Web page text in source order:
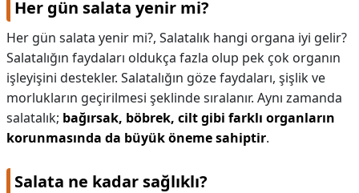
Her gün salata yenir mi?
Her gün salata yenir mi?, Salatalık hangi organa iyi gelir?
Salatalığın faydaları oldukça fazla olup pek çok organın
işleyişini destekler. Salatalığın göze faydaları, şişlik ve
morlukların geçirilmesi şeklinde sıralanır. Aynı zamanda
salatalık; bağırsak, böbrek, cilt gibi farklı organların
korunmasında da büyük öneme sahiptir.
Salata ne kadar sağlıklı?